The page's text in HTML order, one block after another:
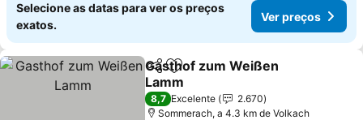
Selecione as datas para ver os preços
exatos.
Ver preços
PartilharAdicionar aos favoritos
Gasthof zum Weißen
Lamm
Ver preços
8,7 Excelente
2.670
Sommerach, a 4.3 km de Volkach